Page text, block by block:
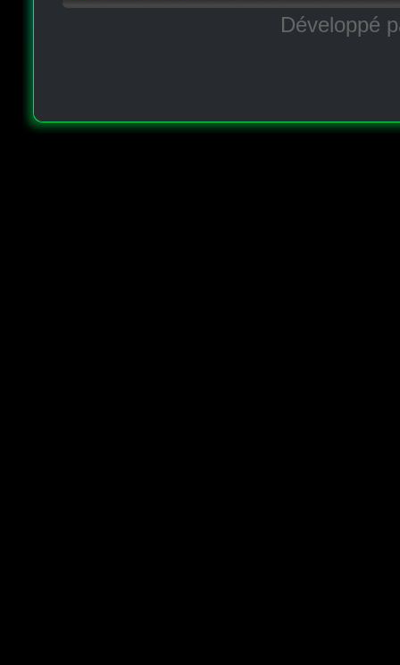
Développé